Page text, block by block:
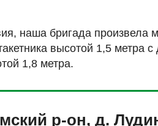
наша бригада произвела
высотой 1,5
1,8 метра.
р-он, д.